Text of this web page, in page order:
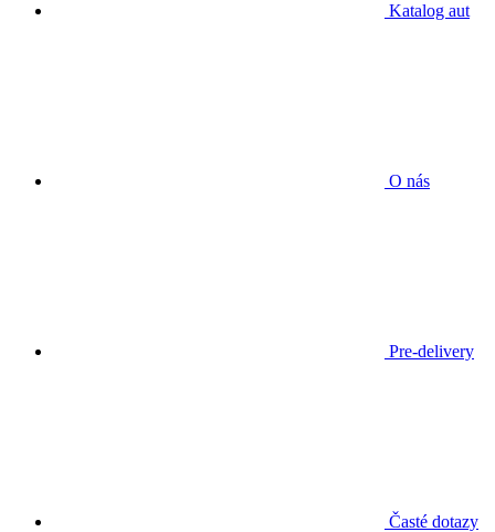
Katalog aut
O nás
Pre-delivery
Časté dotazy